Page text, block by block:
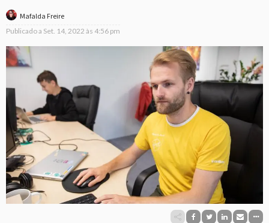
Mafalda Freire
Publicado a Set. 14, 2022 às 4:56 pm